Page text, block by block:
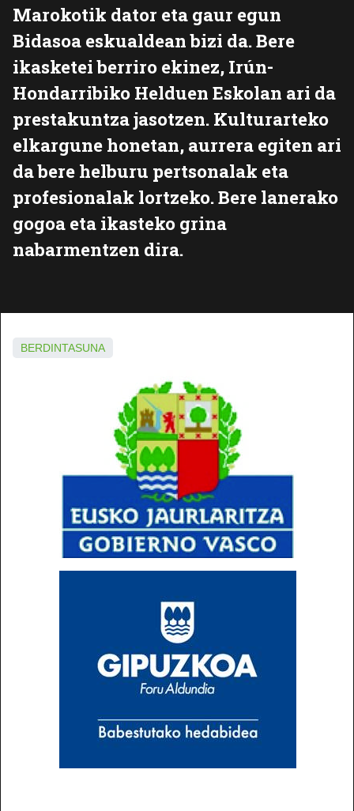
Marokotik dator eta gaur egun
Bidasoa eskualdean bizi da. Bere
ikasketei berriro ekinez, Irún-
Hondarribiko Helduen Eskolan ari da
prestakuntza jasotzen. Kulturarteko
elkargune honetan, aurrera egiten ari
da bere helburu pertsonalak eta
profesionalak lortzeko. Bere lanerako
gogoa eta ikasteko grina
nabarmentzen dira.
BERDINTASUNA